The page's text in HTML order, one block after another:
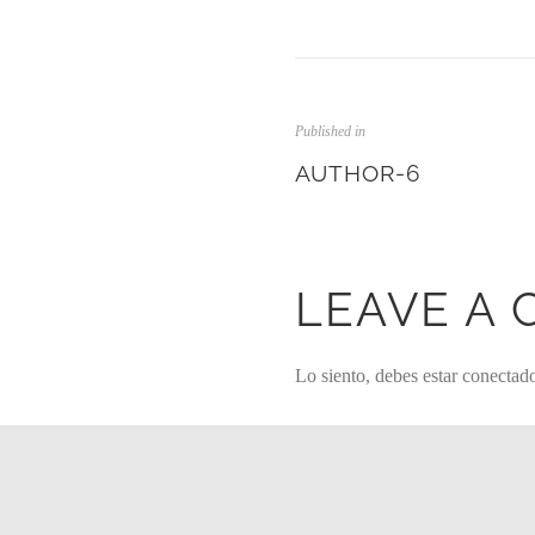
Published in
AUTHOR-6
LEAVE A
Lo siento, debes estar